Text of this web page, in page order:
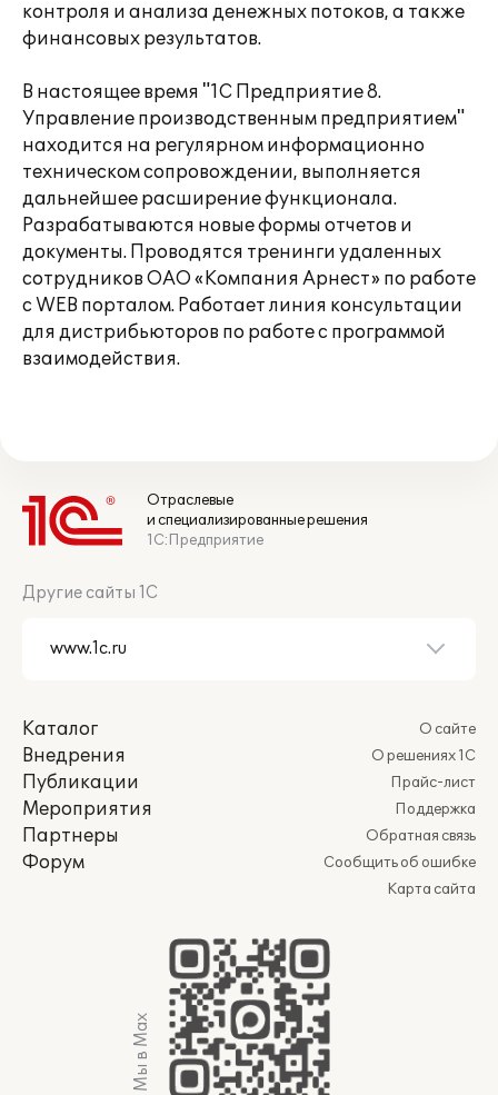
контроля и анализа денежных потоков, а также
финансовых результатов.
В настоящее время "1С Предприятие 8.
Управление производственным предприятием"
находится на регулярном информационно
техническом сопровождении, выполняется
дальнейшее расширение функционала.
Разрабатываются новые формы отчетов и
документы. Проводятся тренинги удаленных
сотрудников ОАО «Компания Арнест» по работе
с WEB порталом. Работает линия консультации
для дистрибьюторов по работе с программой
взаимодействия.
Отраслевые
и специализированные решения
1С:Предприятие
Другие сайты 1С
Каталог
Внедрения
Публикации
Мероприятия
Партнеры
Форум
О сайте
О решениях 1С
Прайс-лист
Поддержка
Обратная связь
Сообщить об ошибке
Карта сайта
Мы в Max